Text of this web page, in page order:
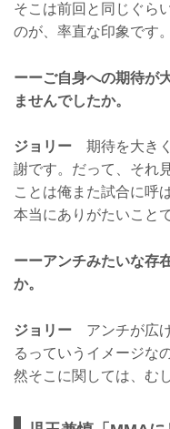
そこは前回と同じぐら
のが、率直な印象です。
ーーご自身への期待が
ませんでしたか。
ジョリー 期待を大き
謝です。だって、それ
ことは俺また試合に呼
本当にありがたいこと
ーーアンチみたいな存
か。
ジョリー アンチが広
るっていうイメージな
然そこに関しては、む